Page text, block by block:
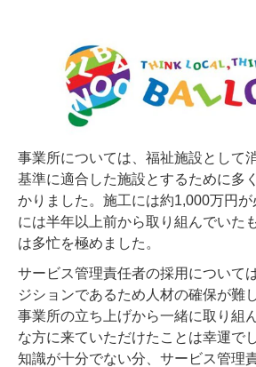
事業所については、福祉施設として
基準に適合した施設とするために多
かりました。施工には約1,000万円
には半年以上前から取り組んでいた
は多忙を極めました。
サービス管理責任者の採用について
ジションであるため人材の確保が難
事業所の立ち上げから一緒に取り組
な方に来ていただけたことは幸運で
知識が十分でない分、サービス管理